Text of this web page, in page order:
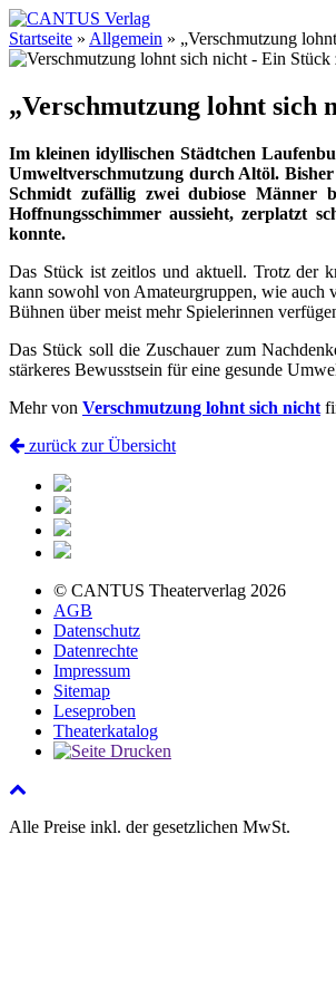
Startseite » Allgemein » „Verschmutzung
„Verschmutzung lohnt sich
Im kleinen idyllischen Städtchen
Umweltverschmutzung durch Altöl.
Schmidt zufällig zwei dubiose Männer
Hoffnungsschimmer aussieht, zerplatzt
konnte.
Das Stück ist zeitlos und aktuell. Trotz der
kann sowohl von Amateurgruppen, wie auch
Bühnen über meist mehr Spielerinnen
Das Stück soll die Zuschauer zum
stärkeres Bewusstsein für eine gesunde
Mehr von Verschmutzung lohnt sich nicht
zurück zur Übersicht
© CANTUS Theaterverlag 2026
AGB
Datenschutz
Datenrechte
Impressum
Sitemap
Leseproben
Theaterkatalog
Alle Preise inkl. der gesetzlichen MwSt.